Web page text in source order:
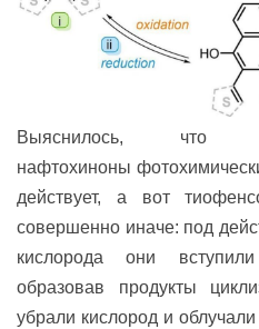
Выяснилось, что 2,3-
нафтохиноны
действует, а вот
совершенно иначе: под
кислорода они
образовав продукты
убрали кислород и